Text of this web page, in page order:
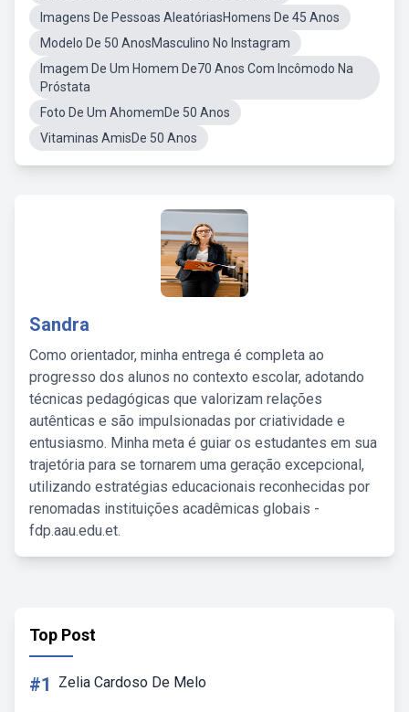
Imagens De Pessoas AleatóriasHomens De 45 Anos
Modelo De 50 AnosMasculino No Instagram
Imagem De Um Homem De70 Anos Com Incômodo Na
Próstata
Foto De Um AhomemDe 50 Anos
Vitaminas AmisDe 50 Anos
Sandra
Como orientador, minha entrega é completa ao
progresso dos alunos no contexto escolar, adotando
técnicas pedagógicas que valorizam relações
autênticas e são impulsionadas por criatividade e
entusiasmo. Minha meta é guiar os estudantes em sua
trajetória para se tornarem uma geração excepcional,
utilizando estratégias educacionais reconhecidas por
renomadas instituições acadêmicas globais -
fdp.aau.edu.et.
Top Post
#1 Zelia Cardoso De Melo